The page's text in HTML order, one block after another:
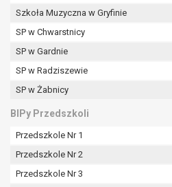
Szkoła Muzyczna w Gryfinie
SP w Chwarstnicy
SP w Gardnie
SP w Radziszewie
SP w Żabnicy
BIPy Przedszkoli
Przedszkole Nr 1
Przedszkole Nr 2
Przedszkole Nr 3